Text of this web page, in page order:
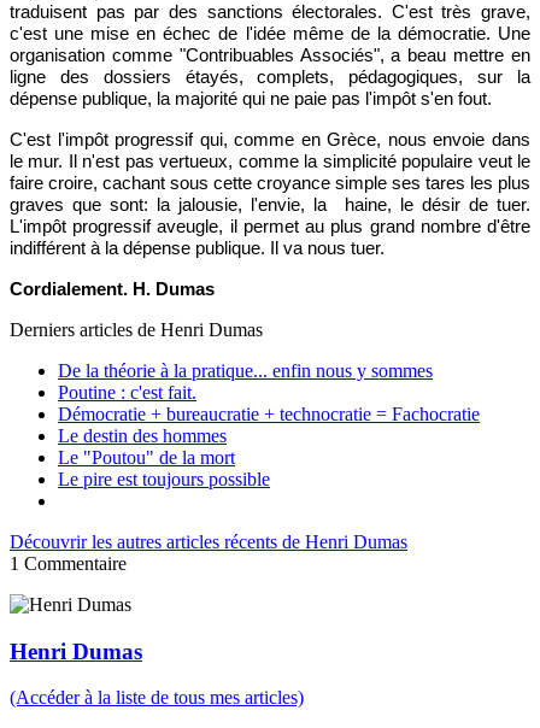
traduisent pas par des sanctions électorales. C'est très grave,
c'est une mise en échec de l'idée même de la démocratie. Une
organisation comme "Contribuables Associés", a beau mettre en
ligne des dossiers étayés, complets, pédagogiques, sur la
dépense publique, la majorité qui ne paie pas l'impôt s'en fout.
C'est l'impôt progressif qui, comme en Grèce, nous envoie dans
le mur. Il n'est pas vertueux, comme la simplicité populaire veut le
faire croire, cachant sous cette croyance simple ses tares les plus
graves que sont: la jalousie, l'envie, la haine, le désir de tuer.
L'impôt progressif aveugle, il permet au plus grand nombre d'être
indifférent à la dépense publique. Il va nous tuer.
Cordialement. H. Dumas
Derniers articles de Henri Dumas
De la théorie à la pratique... enfin nous y sommes
Poutine : c'est fait.
Démocratie + bureaucratie + technocratie = Fachocratie
Le destin des hommes
Le "Poutou" de la mort
Le pire est toujours possible
Découvrir les autres articles récents de Henri Dumas
1 Commentaire
Henri Dumas
(Accéder à la liste de tous mes articles)